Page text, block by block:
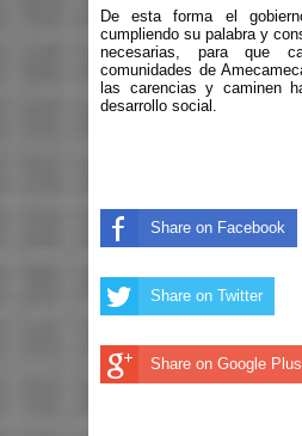
De esta forma el
cumpliendo su palabra y
necesarias, para que
comunidades de
las carencias y caminen
desarrollo social.
Share on Facebook
Share on Twitter
Share on Google Plus